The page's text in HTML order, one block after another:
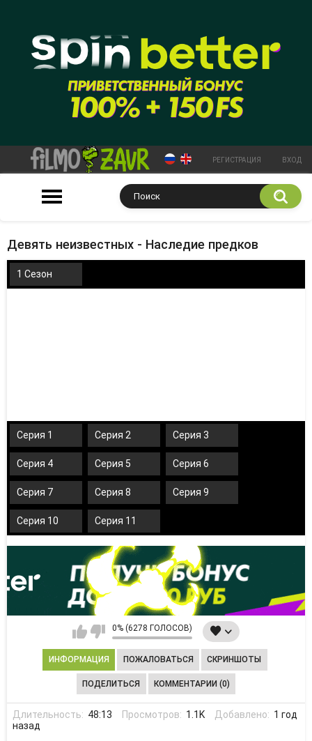
РЕГИСТРАЦИЯ ВХОД
Девять неизвестных - Наследие предков
1 Сезон
Серия 1 Серия 2 Серия 3
Серия 4 Серия 5 Серия 6
Серия 7 Серия 8 Серия 9
Серия 10 Серия 11
0% (6278 ГОЛОСОВ)
ИНФОРМАЦИЯ ПОЖАЛОВАТЬСЯ СКРИНШОТЫ
ПОДЕЛИТЬСЯ КОММЕНТАРИИ (0)
Длительность: 48:13 Просмотров: 1.1K Добавлено: 1 год
назад